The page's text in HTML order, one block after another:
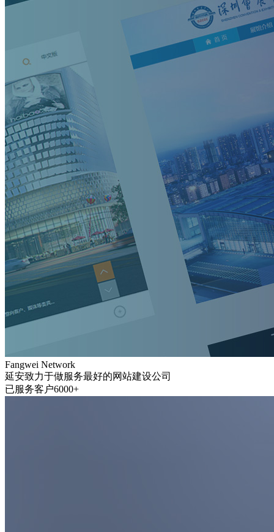
Fangwei Network
延安致力于做服务最好的网站建设公司
已服务客户6000+